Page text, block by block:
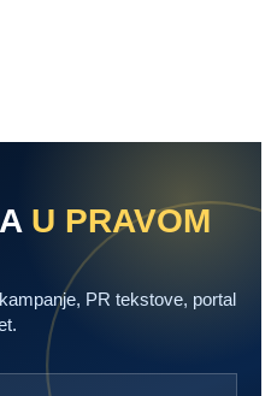
U PRAVOM
PR tekstove, portal